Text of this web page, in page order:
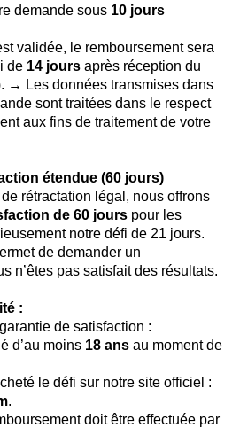
demande sous 10 jours
validée, le remboursement sera
de 14 jours après réception du
→ Les données transmises dans
sont traitées dans le respect
aux fins de traitement de votre
étendue (60 jours)
rétractation légal, nous offrons
de 60 jours pour les
notre défi de 21 jours.
de demander un
n’êtes pas satisfait des résultats.
:
de satisfaction :
d’au moins 18 ans au moment de
le défi sur notre site officiel :
.
doit être effectuée par